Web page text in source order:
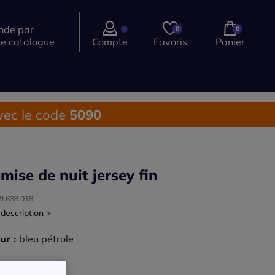
par
catalogue
Compte
0
Favoris
0
Panier
le code 5090
de nuit jersey fin
>
: bleu pétrole